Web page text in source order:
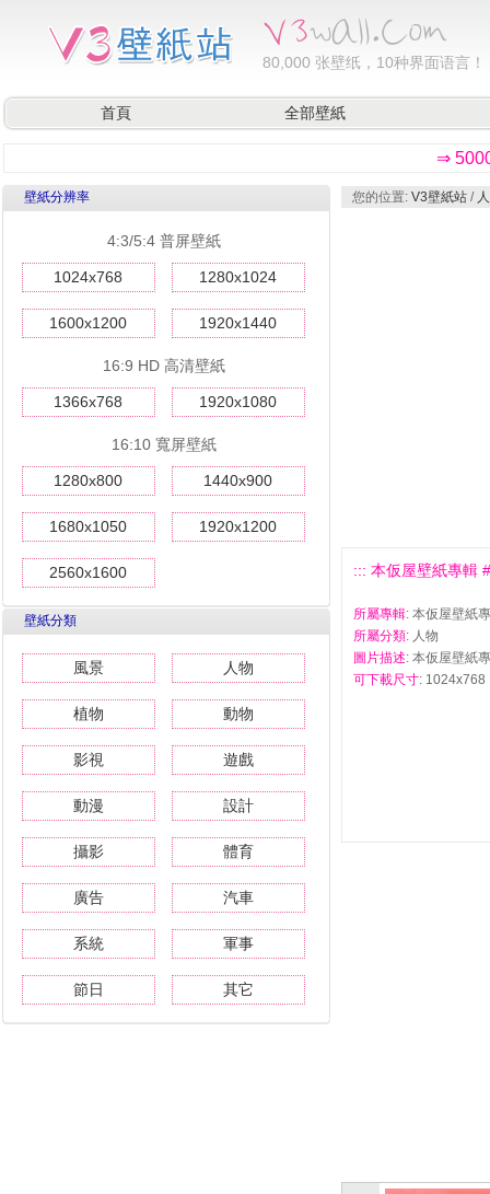
80,000 张壁纸，10种界面语言！
首頁 全部壁紙
⇒
壁紙分辨率
4:3/5:4 普屏壁紙
1024x768 1280x1024
1600x1200 1920x1440
16:9 HD 高清壁紙
1366x768 1920x1080
16:10 寬屏壁紙
1280x800 1440x900
1680x1050 1920x1200
2560x1600
壁紙分類
風景 人物
植物 動物
影視 遊戲
動漫 設計
攝影 體育
廣告 汽車
系統 軍事
節日 其它
您的位置: V3壁紙站 /
::: 本仮屋壁紙專輯
所屬專輯: 本仮屋壁紙
所屬分類: 人物
圖片描述: 本仮屋壁紙
可下載尺寸: